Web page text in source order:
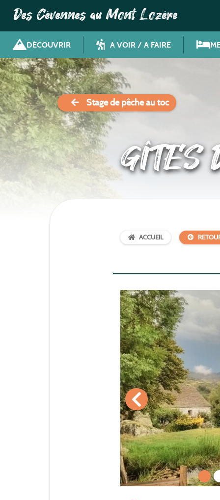
Des Cévennes au Mont Lozère
DÉCOUVRIR A VOIR / A FAIRE
Stage de pêche au toc
GÎTES
ACCUEIL